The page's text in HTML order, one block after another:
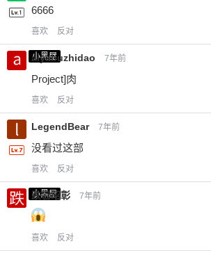
6666
喜欢 反对
小黑屋
aiyabuzhidao 7年前
Project]肉
喜欢 反对
LegendBear 7年前
没看过这部
喜欢 反对
小黑屋
跌宕昭彰 7年前
喜欢 反对